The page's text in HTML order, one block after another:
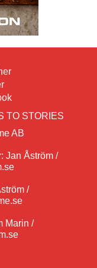
TO STORIES
AB
Jan Åström /
/
Marin /